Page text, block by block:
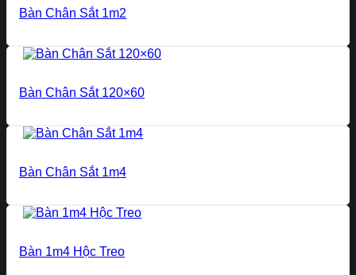
Bàn Chân Sắt 1m2
Bàn Chân Sắt 120×60
Bàn Chân Sắt 1m4
Bàn 1m4 Hộc Treo